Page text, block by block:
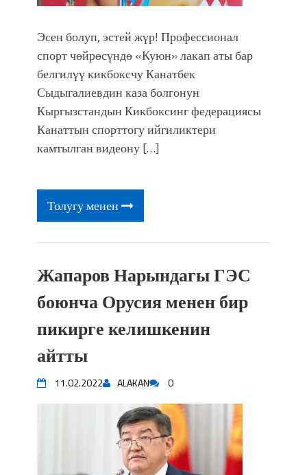
Эсен болуп, эстей жүр! Профессионал
спорт чөйрөсүндө «Куюн» лакап аты бар
белгилүү кикбоксчу Канатбек
Сыдыгалиевдин каза болгонун
Кыргызстандын Кикбоксинг федерациясы
Канаттын спорттогу ийгиликтери
камтылган видеону […]
Толугу менен
Жапаров Нарындагы ГЭС
боюнча Орусия менен бир
пикирге келишкенин
айтты
11.02.2022 ALAKAN 0